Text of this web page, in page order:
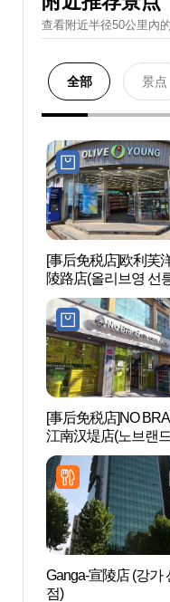
查看附近半径50公里內
全部 景点
[事后免税店]欧利芙
陵路店(올리브영 선
점)
[事后免税店]NO
江南汉堤店(노브랜
남한티역점)
Ganga-宣陵店 (강가
점)